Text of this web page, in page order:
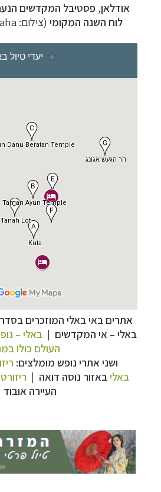
אודלאן, פסטיבל המקדשים
לוח השנה המקומי (צילום:
אתרים באי באלי המוזכרים
באלי – אי המקדשים |באלי –
העולם כולו
ושני אתרי נופש מומלצים:
באליבאזור נוסה דואה |
העיירה אובוד
תכנון טיולים למזרח הרחוק
תכנון טיולים לפולינזיה
טיולים לאוסטרליה
ההצעות »